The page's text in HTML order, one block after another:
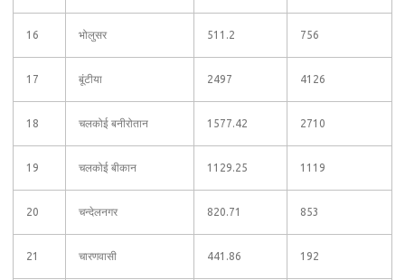
16 भोलुसर 511.2 756
17 बूंटीया 2497 4126
18 चलकोई बनीरोतान 1577.42 2710
19 चलकोई बीकान 1129.25 1119
20 चन्देलनगर 820.71 853
21 चारणवासी 441.86 192